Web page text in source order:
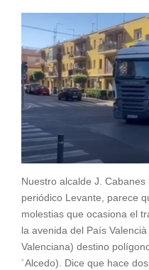
Nuestro alcalde J.
periódico Levante, parece
molestias que ocasiona el
la avenida del País
Valenciana) destino
´Alcedo). Dice que hace